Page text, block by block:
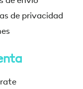
de privacidad